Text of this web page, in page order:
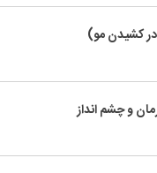
در کشیدن مو)
و چشم انداز